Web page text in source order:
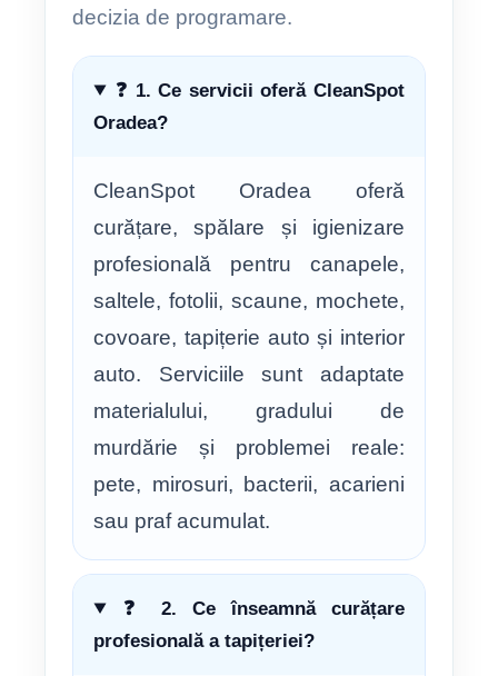
decizia de programare.
❓ 1. Ce servicii oferă CleanSpot
Oradea?
CleanSpot Oradea oferă
curățare, spălare și igienizare
profesională pentru canapele,
saltele, fotolii, scaune, mochete,
covoare, tapițerie auto și interior
auto. Serviciile sunt adaptate
materialului, gradului de
murdărie și problemei reale:
pete, mirosuri, bacterii, acarieni
sau praf acumulat.
❓ 2. Ce înseamnă curățare
profesională a tapițeriei?